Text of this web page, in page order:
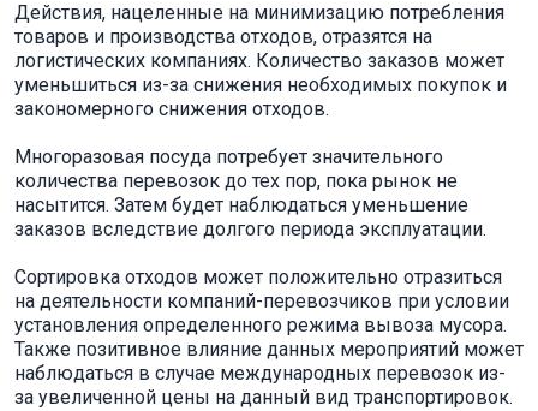
Действия, нацеленные на минимизацию потребления
товаров и производства отходов, отразятся на
логистических компаниях. Количество заказов может
уменьшиться из-за снижения необходимых покупок и
закономерного снижения отходов.
Многоразовая посуда потребует значительного
количества перевозок до тех пор, пока рынок не
насытится. Затем будет наблюдаться уменьшение
заказов вследствие долгого периода эксплуатации.
Сортировка отходов может положительно отразиться
на деятельности компаний-перевозчиков при условии
установления определенного режима вывоза мусора.
Также позитивное влияние данных мероприятий может
наблюдаться в случае международных перевозок из-
за увеличенной цены на данный вид транспортировок.